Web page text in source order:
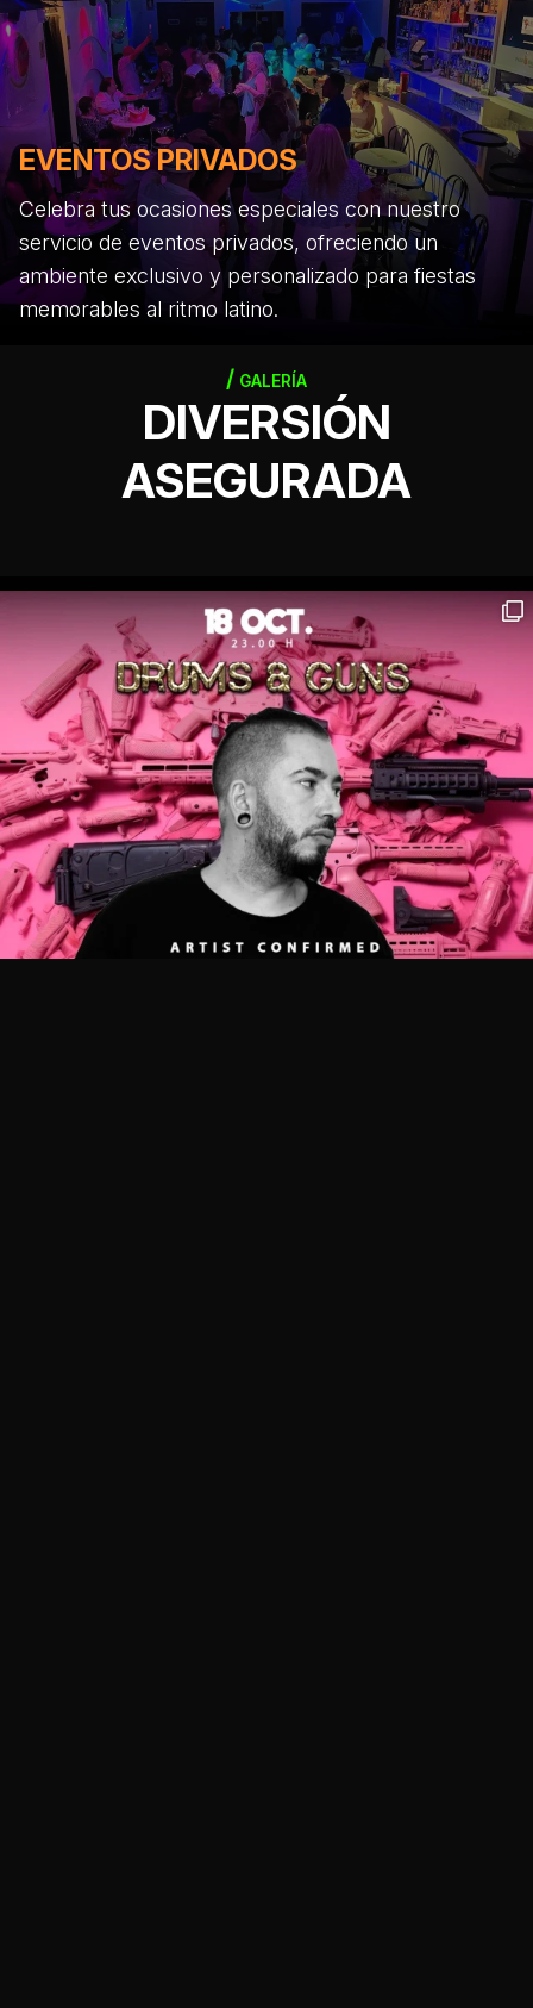
EVENTOS PRIVADOS
Celebra tus ocasiones especiales con nuestro
servicio de eventos privados, ofreciendo un
ambiente exclusivo y personalizado para fiestas
memorables al ritmo latino.
GALERÍA
DIVERSIÓN
ASEGURADA